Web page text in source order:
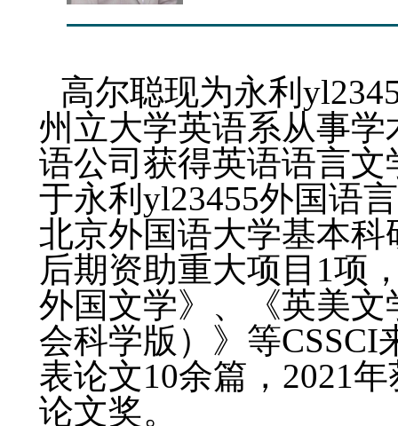
高尔聪现为永利
州立大学英语系从事
语公司获得英语语言文
于永利yl23455外国语
北京外国语大学基本
后期资助重大项目1项
外国文学》、《英美
会科学版）》等
表论文10余篇，2021
论文奖。